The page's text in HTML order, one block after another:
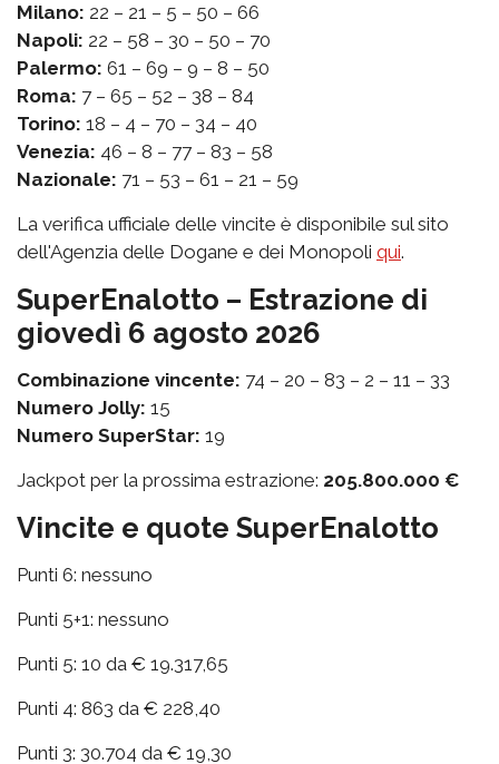
Milano: 22 – 21 – 5 – 50 – 66
Napoli: 22 – 58 – 30 – 50 – 70
Palermo: 61 – 69 – 9 – 8 – 50
Roma: 7 – 65 – 52 – 38 – 84
Torino: 18 – 4 – 70 – 34 – 40
Venezia: 46 – 8 – 77 – 83 – 58
Nazionale: 71 – 53 – 61 – 21 – 59
La verifica ufficiale delle vincite è disponibile sul sito
dell'Agenzia delle Dogane e dei Monopoli qui.
SuperEnalotto – Estrazione di
giovedì 6 agosto 2026
Combinazione vincente: 74 – 20 – 83 – 2 – 11 – 33
Numero Jolly: 15
Numero SuperStar: 19
Jackpot per la prossima estrazione: 205.800.000 €
Vincite e quote SuperEnalotto
Punti 6: nessuno
Punti 5+1: nessuno
Punti 5: 10 da € 19.317,65
Punti 4: 863 da € 228,40
Punti 3: 30.704 da € 19,30